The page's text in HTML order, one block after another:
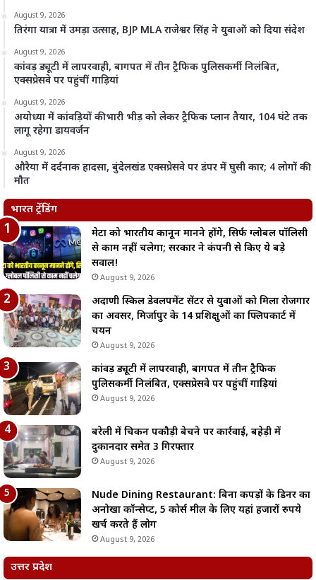
August 9, 2026
तिरंगा यात्रा में उमड़ा उत्साह, BJP MLA राजेश्वर सिंह ने युवाओं को दिया संदेश
August 9, 2026
कांवड़ ड्यूटी में लापरवाही, बागपत में तीन ट्रैफिक पुलिसकर्मी निलंबित,
एक्सप्रेसवे पर पहुंचीं गाड़ियां
August 9, 2026
अयोध्या में कांवड़ियों की भारी भीड़ को लेकर ट्रैफिक प्लान तैयार, 104 घंटे तक
लागू रहेगा डायवर्जन
August 9, 2026
औरैया में दर्दनाक हादसा, बुंदेलखंड एक्सप्रेसवे पर डंपर में घुसी कार; 4 लोगों की
मौत
भारत ट्रेंडिंग
मेटा को भारतीय कानून मानने होंगे, सिर्फ ग्लोबल पॉलिसी
से काम नहीं चलेगा; सरकार ने कंपनी से किए ये बड़े
सवाल!
August 9, 2026
अदाणी स्किल डेवलपमेंट सेंटर से युवाओं को मिला रोजगार
का अवसर, मिर्जापुर के 14 प्रशिक्षुओं का फ्लिपकार्ट में
चयन
August 9, 2026
कांवड़ ड्यूटी में लापरवाही, बागपत में तीन ट्रैफिक
पुलिसकर्मी निलंबित, एक्सप्रेसवे पर पहुंचीं गाड़ियां
August 9, 2026
बरेली में चिकन पकौड़ी बेचने पर कार्रवाई, बहेड़ी में
दुकानदार समेत 3 गिरफ्तार
August 9, 2026
Nude Dining Restaurant: बिना कपड़ों के डिनर का
अनोखा कॉन्सेप्ट, 5 कोर्स मील के लिए यहां हजारों रुपये
खर्च करते हैं लोग
August 9, 2026
उत्तर प्रदेश